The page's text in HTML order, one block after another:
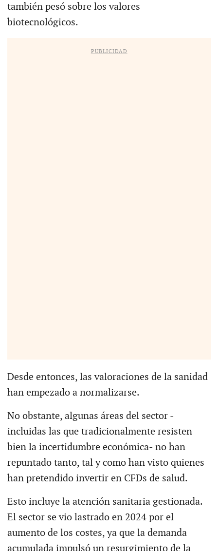
también pesó sobre los valores
biotecnológicos.
PUBLICIDAD
Desde entonces, las valoraciones de la sanidad
han empezado a normalizarse.
No obstante, algunas áreas del sector -
incluidas las que tradicionalmente resisten
bien la incertidumbre económica- no han
repuntado tanto, tal y como han visto quienes
han pretendido invertir en CFDs de salud.
Esto incluye la atención sanitaria gestionada.
El sector se vio lastrado en 2024 por el
aumento de los costes, ya que la demanda
acumulada impulsó un resurgimiento de la